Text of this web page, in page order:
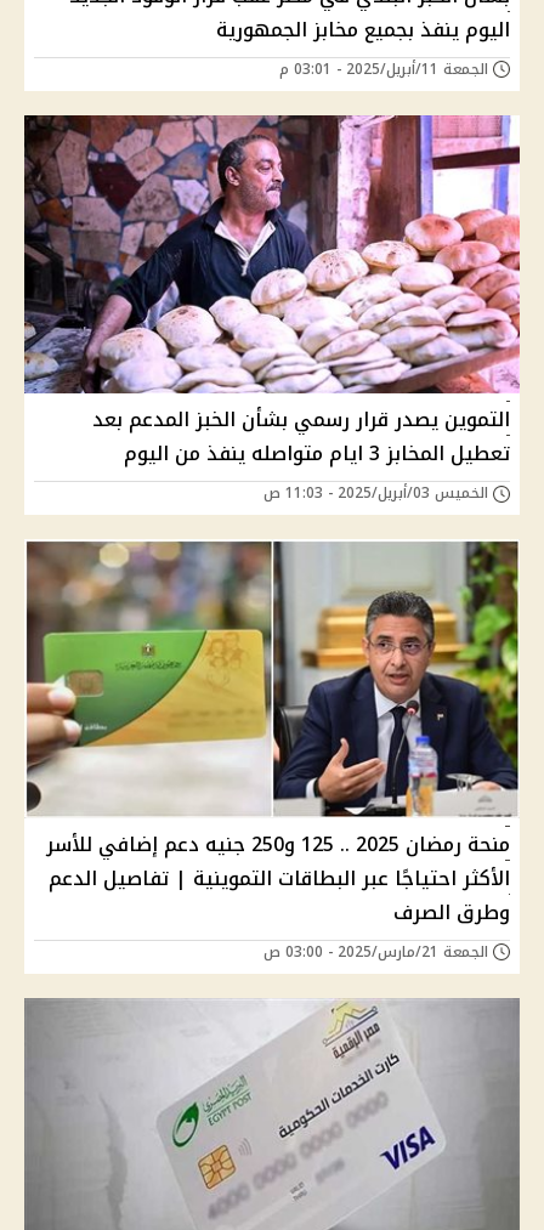
اليوم ينفذ بجميع مخابز الجمهورية
الجمعة 11/أبريل/2025 - 03:01 م
التموين يصدر قرار رسمي بشأن الخبز المدعم بعد
تعطيل المخابز 3 ايام متواصله ينفذ من اليوم
الخميس 03/أبريل/2025 - 11:03 ص
منحة رمضان 2025 .. 125 و250 جنيه دعم إضافي للأسر
الأكثر احتياجًا عبر البطاقات التموينية | تفاصيل الدعم
وطرق الصرف
الجمعة 21/مارس/2025 - 03:00 ص